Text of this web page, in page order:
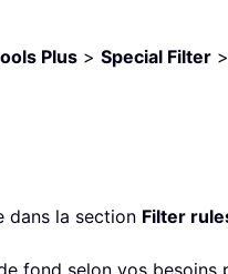
Plus > Special Filter >
dans la section Filter